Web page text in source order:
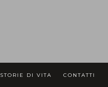
STORIE DI VITA CONTATTI